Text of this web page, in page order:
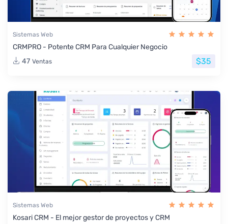
Sistemas Web
CRMPRO - Potente CRM Para Cualquier Negocio
47 Ventas $35
Sistemas Web
Kosari CRM - El mejor gestor de proyectos y CRM